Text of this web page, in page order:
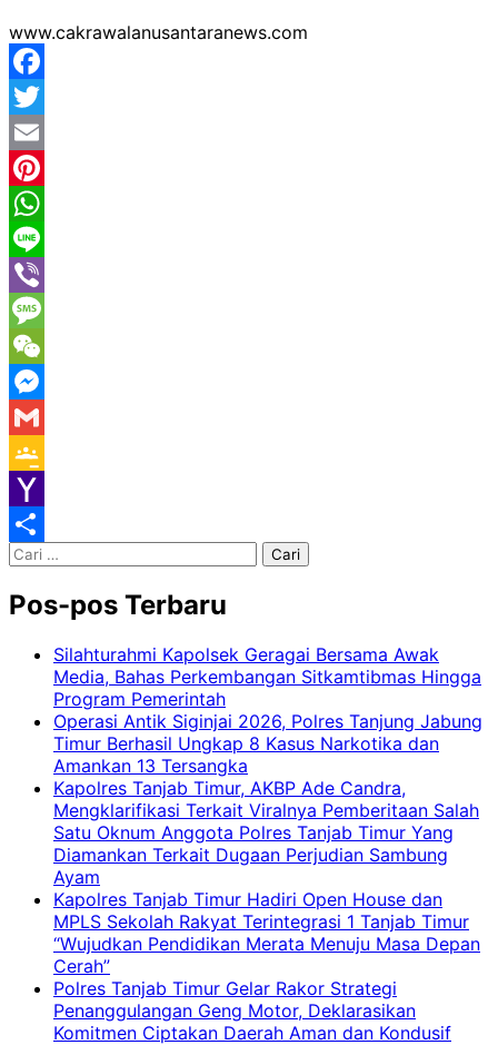
www.cakrawalanusantaranews.com
Facebook
Twitter
Email
Pinterest
WhatsApp
Line
Viber
Message
WeChat
Messenger
Gmail
Google
Classroom
Yahoo
Mail
Share
Cari
untuk:
Pos-pos Terbaru
Silahturahmi Kapolsek Geragai Bersama Awak
Media, Bahas Perkembangan Sitkamtibmas Hingga
Program Pemerintah
Operasi Antik Siginjai 2026, Polres Tanjung Jabung
Timur Berhasil Ungkap 8 Kasus Narkotika dan
Amankan 13 Tersangka
Kapolres Tanjab Timur, AKBP Ade Candra,
Mengklarifikasi Terkait Viralnya Pemberitaan Salah
Satu Oknum Anggota Polres Tanjab Timur Yang
Diamankan Terkait Dugaan Perjudian Sambung
Ayam
Kapolres Tanjab Timur Hadiri Open House dan
MPLS Sekolah Rakyat Terintegrasi 1 Tanjab Timur
“Wujudkan Pendidikan Merata Menuju Masa Depan
Cerah”
Polres Tanjab Timur Gelar Rakor Strategi
Penanggulangan Geng Motor, Deklarasikan
Komitmen Ciptakan Daerah Aman dan Kondusif